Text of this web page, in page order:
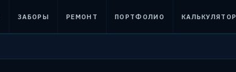
ЗАБОРЫ РЕМОНТ ПОРТФОЛИО КАЛЬКУЛЯТОР